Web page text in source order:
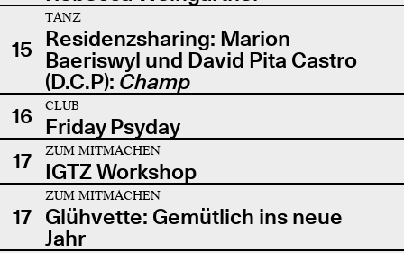
15
TANZ
Residenzsharing: Marion
Baeriswyl und David Pita Castro
(D.C.P): Champ
16
CLUB
Friday Psyday
17
ZUM MITMACHEN
IGTZ Workshop
17
ZUM MITMACHEN
Glühvette: Gemütlich ins neue
Jahr